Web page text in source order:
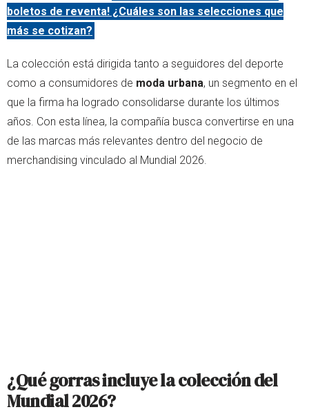
boletos de reventa! ¿Cuáles son las selecciones que
más se cotizan?
La colección está dirigida tanto a seguidores del deporte
como a consumidores de moda urbana, un segmento en el
que la firma ha logrado consolidarse durante los últimos
años. Con esta línea, la compañía busca convertirse en una
de las marcas más relevantes dentro del negocio de
merchandising vinculado al Mundial 2026.
¿Qué gorras incluye la colección del
Mundial 2026?